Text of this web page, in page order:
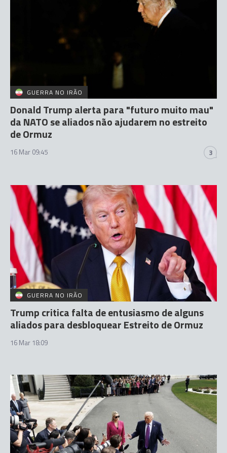
GUERRA NO IRÃO
Donald Trump alerta para "futuro muito mau"
da NATO se aliados não ajudarem no estreito
de Ormuz
16 Mar 09:45 3
GUERRA NO IRÃO
Trump critica falta de entusiasmo de alguns
aliados para desbloquear Estreito de Ormuz
16 Mar 18:09